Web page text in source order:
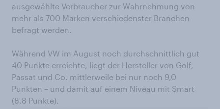
ausgewählte Verbraucher zur Wahrnehmung von
mehr als 700 Marken verschiedenster Branchen
befragt werden.
Während VW im August noch durchschnittlich gut
40 Punkte erreichte, liegt der Hersteller von Golf,
Passat und Co. mittlerweile bei nur noch 9,0
Punkten – und damit auf einem Niveau mit Smart
(8,8 Punkte).